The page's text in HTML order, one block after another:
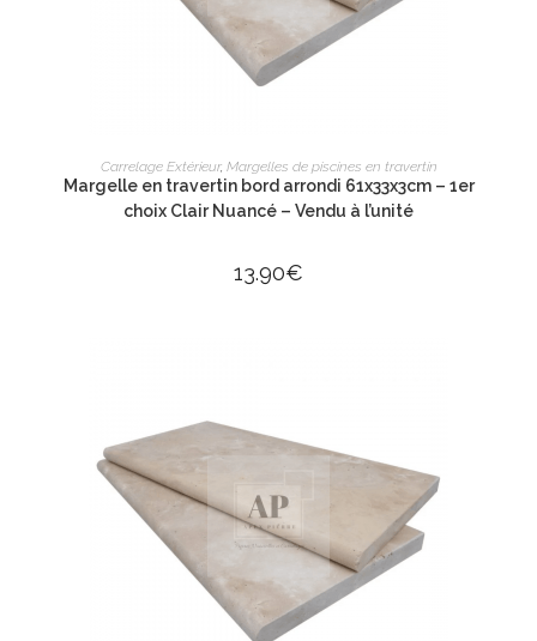
AJOUTER AU PANIER
Carrelage Extérieur, Margelles de piscines en travertin
Margelle en travertin bord arrondi 61x33x3cm – 1er
choix Clair Nuancé – Vendu à l’unité
13.90€